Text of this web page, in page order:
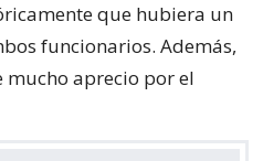
que hubiera un
funcionarios. Además,
aprecio por el